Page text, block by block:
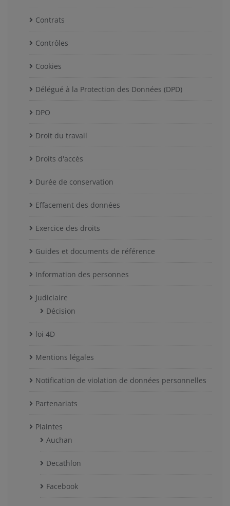
Contrats
Contrôles
Cookies
Délégué à la Protection des Données (DPD)
DPO
Droit du travail
Droits d'accès
Durée de conservation
Effacement des données
Exercice des droits
Guides et documents de référence
Information des personnes
Judiciaire
Décision
loi 4D
Mentions légales
Notification de violation de données personnelles
Partenariats
Plaintes
Auchan
Decathlon
Facebook